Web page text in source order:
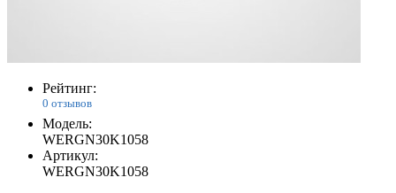
Рейтинг:
0 отзывов
Модель:
WERGN30K1058
Артикул:
WERGN30K1058